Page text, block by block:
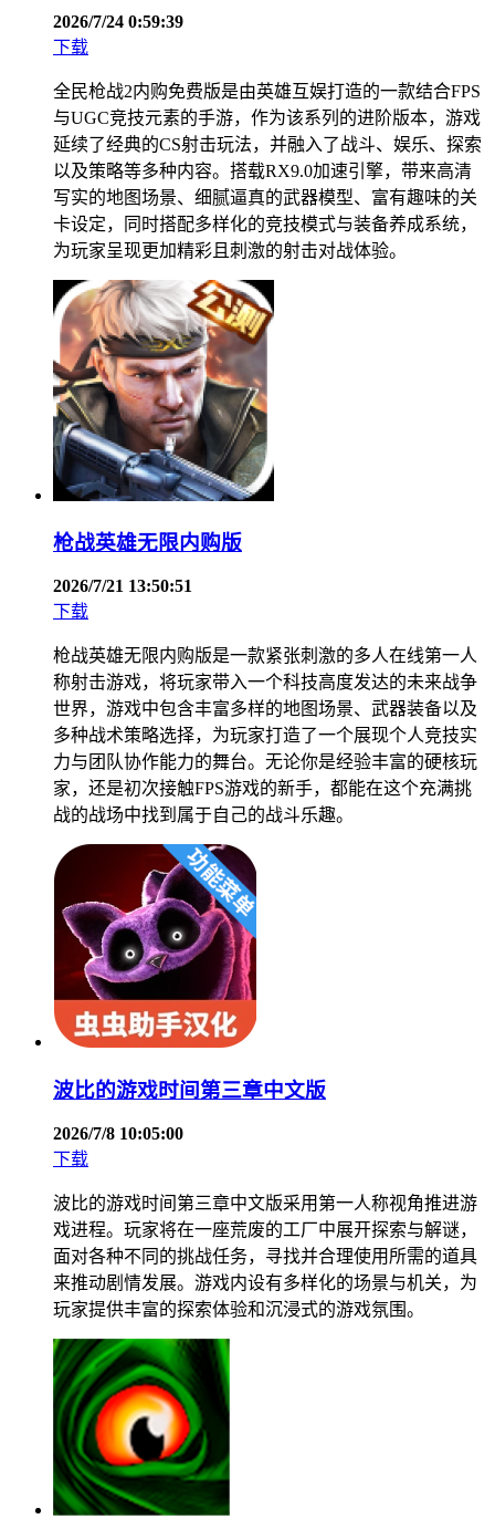
2026/7/24 0:59:39
下载
全民枪战2内购免费版是由英雄互娱打造的一款结合FPS
与UGC竞技元素的手游，作为该系列的进阶版本，游戏
延续了经典的CS射击玩法，并融入了战斗、娱乐、探索
以及策略等多种内容。搭载RX9.0加速引擎，带来高清
写实的地图场景、细腻逼真的武器模型、富有趣味的关
卡设定，同时搭配多样化的竞技模式与装备养成系统，
为玩家呈现更加精彩且刺激的射击对战体验。
枪战英雄无限内购版
2026/7/21 13:50:51
下载
枪战英雄无限内购版是一款紧张刺激的多人在线第一人
称射击游戏，将玩家带入一个科技高度发达的未来战争
世界，游戏中包含丰富多样的地图场景、武器装备以及
多种战术策略选择，为玩家打造了一个展现个人竞技实
力与团队协作能力的舞台。无论你是经验丰富的硬核玩
家，还是初次接触FPS游戏的新手，都能在这个充满挑
战的战场中找到属于自己的战斗乐趣。
波比的游戏时间第三章中文版
2026/7/8 10:05:00
下载
波比的游戏时间第三章中文版采用第一人称视角推进游
戏进程。玩家将在一座荒废的工厂中展开探索与解谜，
面对各种不同的挑战任务，寻找并合理使用所需的道具
来推动剧情发展。游戏内设有多样化的场景与机关，为
玩家提供丰富的探索体验和沉浸式的游戏氛围。